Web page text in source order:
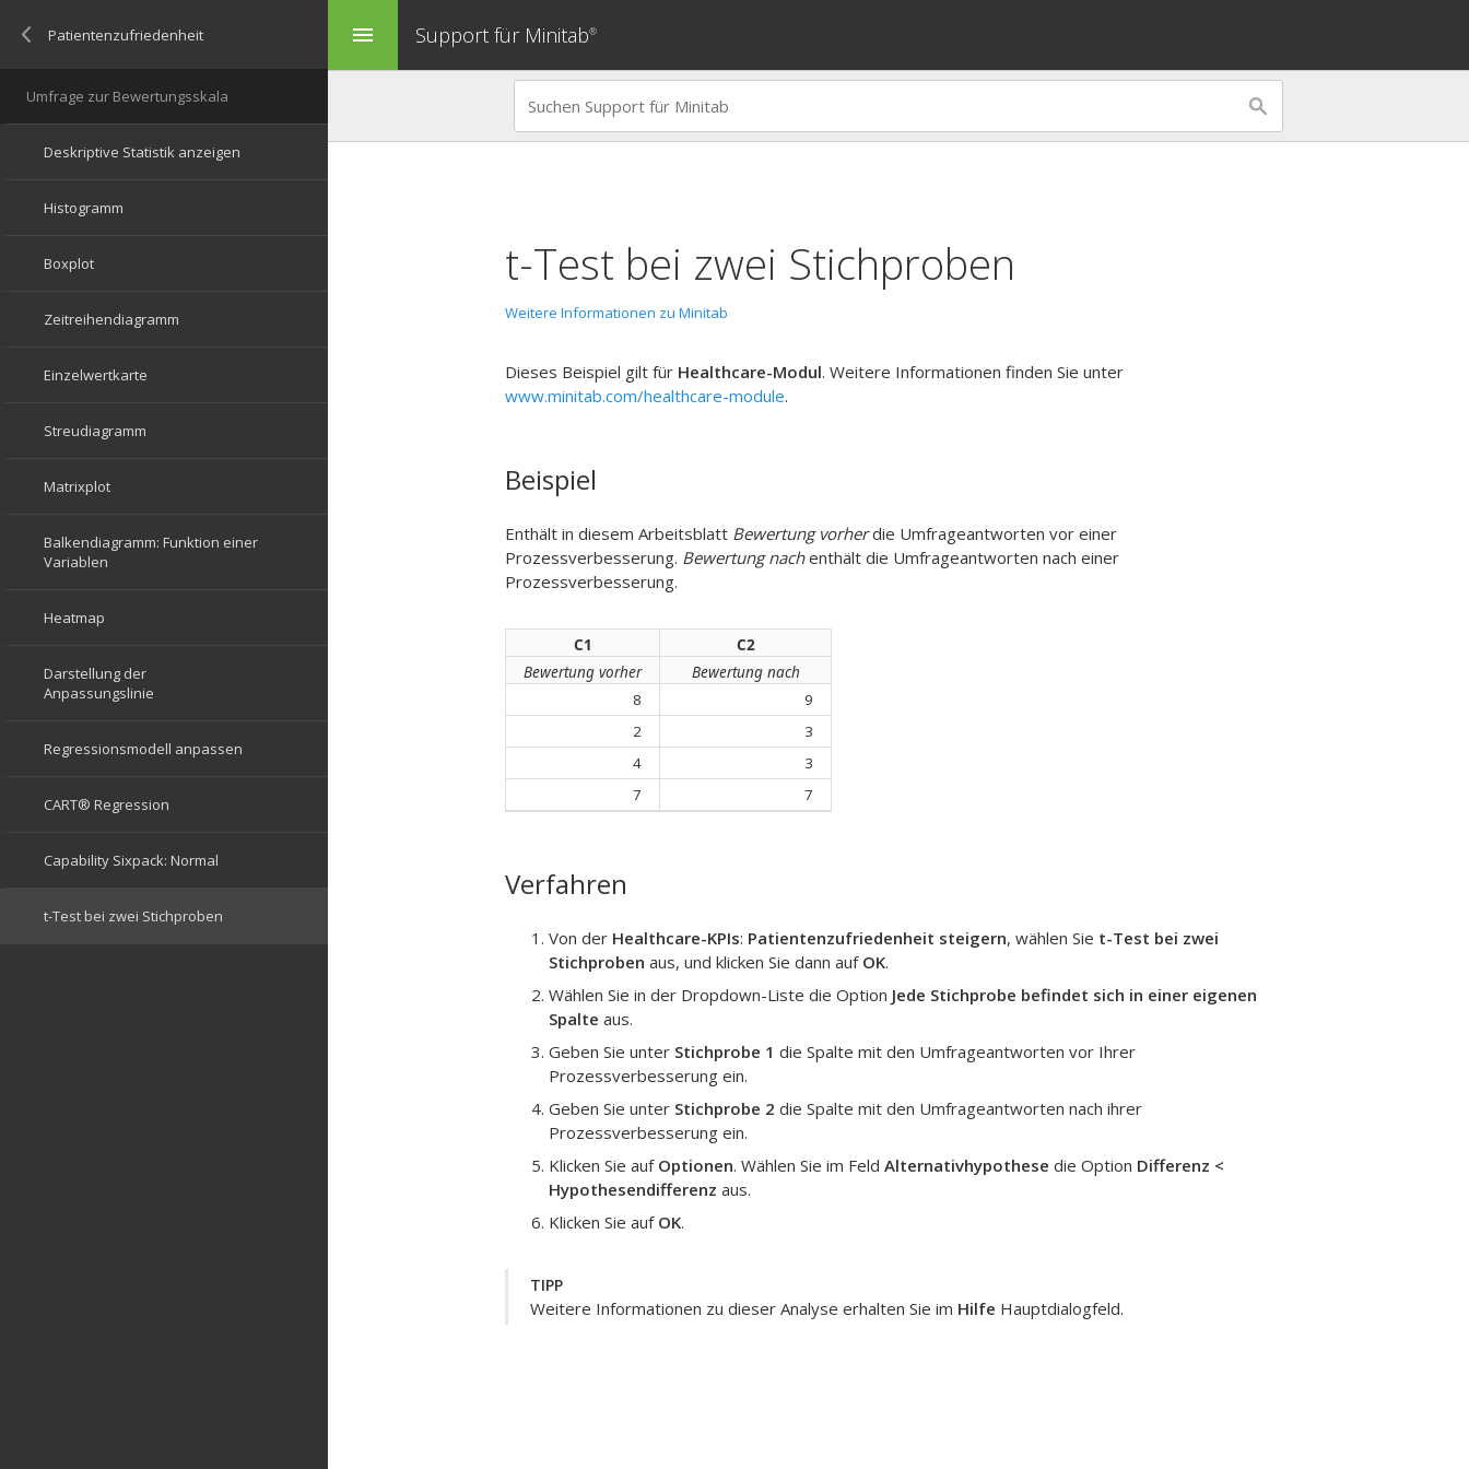
menu Support für Minitab®
t-Test bei zwei Stichproben
Weitere Informationen zu Minitab
Dieses Beispiel gilt für Healthcare-Modul. Weitere Informationen finden Sie unter
www.minitab.com/healthcare-module.
Beispiel
Enthält in diesem Arbeitsblatt Bewertung vorherdie Umfrageantworten vor einer
Prozessverbesserung. Bewertung nachenthält die Umfrageantworten nach einer
Prozessverbesserung.
C1
C2
Bewertung vorher
Bewertung nach
8
9
2
3
4
3
7
7
Verfahren
Von der Healthcare-KPIs: Patientenzufriedenheit steigern, wählen Sie t-Test bei zwei
Stichproben aus, und klicken Sie dann auf OK.
Wählen Sie in der Dropdown-Liste die Option Jede Stichprobe befindet sich in einer eigenen
Spalte aus.
Geben Sie unter Stichprobe 1 die Spalte mit den Umfrageantworten vor Ihrer
Prozessverbesserung ein.
Geben Sie unter Stichprobe 2 die Spalte mit den Umfrageantworten nach ihrer
Prozessverbesserung ein.
Klicken Sie auf Optionen. Wählen Sie im Feld Alternativhypothese die Option Differenz <
Hypothesendifferenz aus.
Klicken Sie auf OK.
TIPP
Weitere Informationen zu dieser Analyse erhalten Sie im Hilfe Hauptdialogfeld.